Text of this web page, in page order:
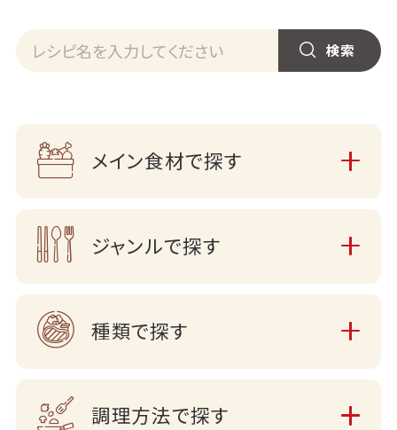
メイン食材で探す
ジャンルで探す
種類で探す
調理方法で探す